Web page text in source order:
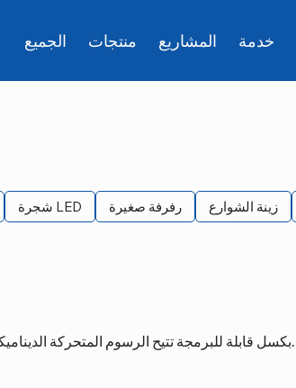
الجميع منتجات المشاريع خدمة
شجرة LED رفرفة صغيرة زينة الشوارع
سلاسل مصابيح LED بكسل قابلة للبرمجة تتيح الرسوم المتحركة الديناميكية وتأثيرات الألوان وعروض الإضاءة التفاعلية.